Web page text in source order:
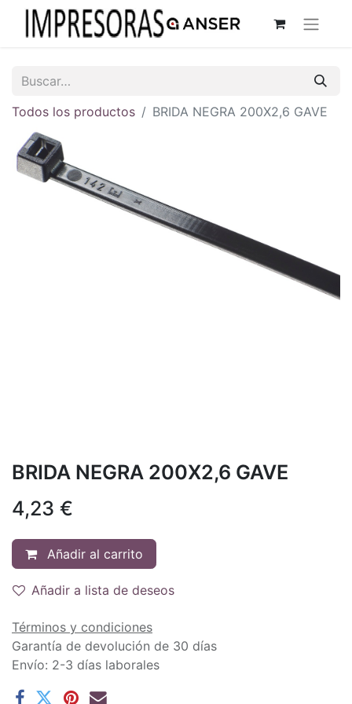
Todos los productos BRIDA NEGRA 200X2,6 GAVE
BRIDA NEGRA 200X2,6 GAVE
4,23 €
Añadir al carrito
Añadir a lista de deseos
Términos y condiciones
Garantía de devolución de 30 días
Envío: 2-3 días laborales